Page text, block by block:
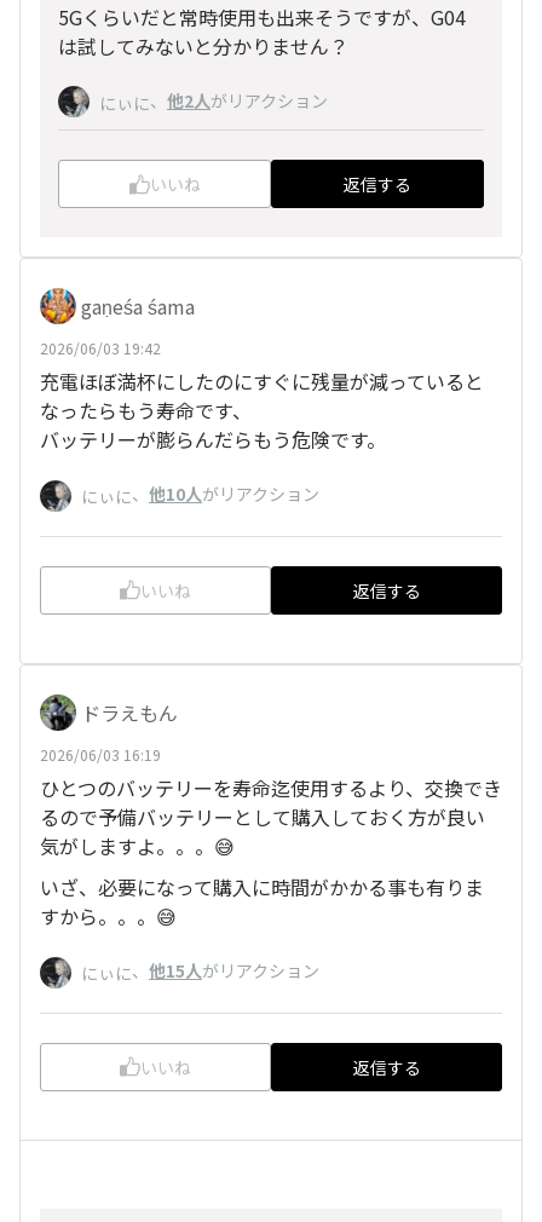
5Gくらいだと常時使用も出来そうですが、G04
は試してみないと分かりません？
にぃに、 他2人がリアクション
いいね 返信する
gaṇeśa śama
2026/06/03 19:42
充電ほぼ満杯にしたのにすぐに残量が減っていると
なったらもう寿命です、
バッテリーが膨らんだらもう危険です。
にぃに、 他10人がリアクション
いいね 返信する
ドラえもん
2026/06/03 16:19
ひとつのバッテリーを寿命迄使用するより、交換でき
るので予備バッテリーとして購入しておく方が良い
気がしますよ。。。😅
いざ、必要になって購入に時間がかかる事も有りま
すから。。。😅
にぃに、 他15人がリアクション
いいね 返信する